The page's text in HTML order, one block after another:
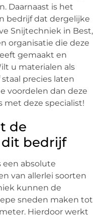
Daarnaast is het
bedrijf dat dergelijke
Snijtechniek in Best,
organisatie die deze
gemaakt en
u materialen als
precies laten
voordelen dan deze
met deze specialist!
de
dit bedrijf
een absolute
van allerlei soorten
kunnen de
sneden maken tot
Hierdoor werkt